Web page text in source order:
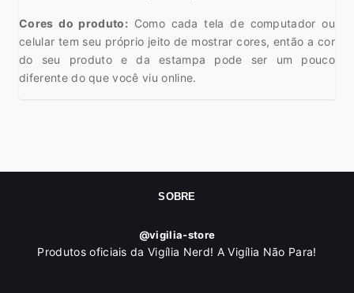
Cores do produto: Como cada tela de computador ou
celular tem seu próprio jeito de mostrar cores, então a cor
do seu produto e da estampa pode ser um pouco
diferente do que você viu online.
SOBRE
@vigilia-store
Produtos oficiais da Vigília Nerd! A Vigília Não Para!